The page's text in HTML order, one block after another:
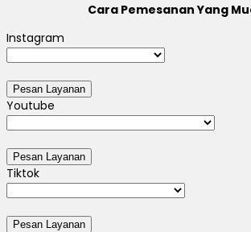
Cara Pemesanan Yang
Instagram
Youtube
Tiktok